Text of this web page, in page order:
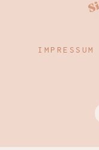
IMPRESSUM